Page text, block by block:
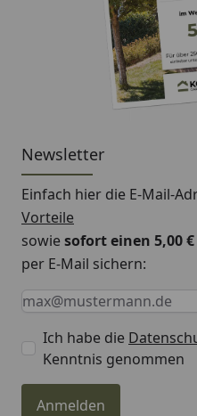
Newsletter
Einfach hier die E-Mail-
Vorteile
sowiesofort einen 5,00
per E-Mail sichern:
Keine Eingabe
Eingabe erforderlich
E-Mail *
Ich habe die
Kenntnis genommen
Anmelden